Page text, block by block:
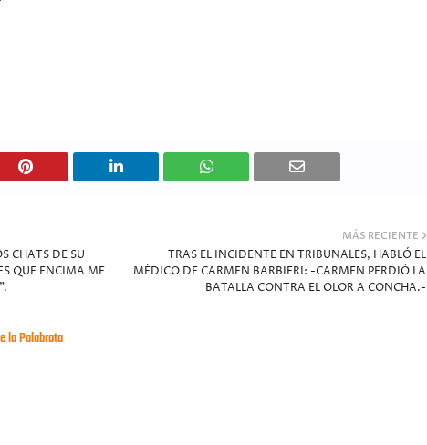
MÁS RECIENTE
TRAS EL INCIDENTE EN TRIBUNALES, HABLÓ EL
MÉDICO DE CARMEN BARBIERI: -CARMEN PERDIÓ LA
BATALLA CONTRA EL OLOR A CONCHA.-
CHATS DE SU
QUE ENCIMA ME
la Palabrota